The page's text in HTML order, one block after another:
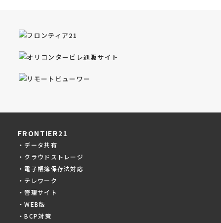
FRONTIER21
・データ共有
・クラウドストレージ
・電子帳簿保存法対応
・テレワーク
・管理サイト
・WEB版
・BCP対策